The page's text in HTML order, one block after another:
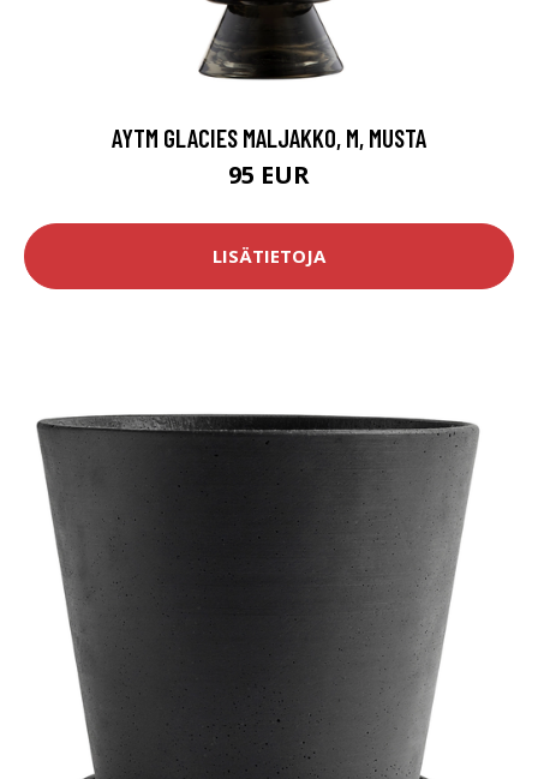
AYTM GLACIES MALJAKKO, M, MUSTA
95 EUR
LISÄTIETOJA